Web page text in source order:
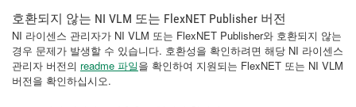
호환되지 않는 NI VLM 또는 FlexNET Publisher 버전
NI 라이센스 관리자가 NI VLM 또는 FlexNET Publisher와 호환되지 않는
경우 문제가 발생할 수 있습니다. 호환성을 확인하려면 해당 NI 라이센스
관리자 버전의 readme 파일을 확인하여 지원되는 FlexNET 또는 NI VLM
버전을 확인하십시오.